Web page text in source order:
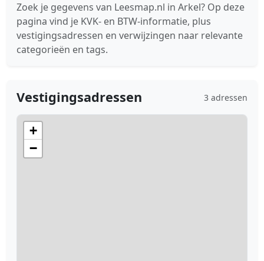
Zoek je gegevens van Leesmap.nl in Arkel? Op deze
pagina vind je KVK- en BTW-informatie, plus
vestigingsadressen en verwijzingen naar relevante
categorieën en tags.
Vestigingsadressen 3 adressen
+
−